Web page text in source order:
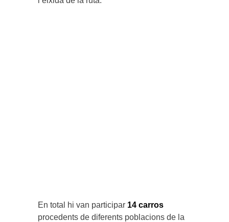
En total hi van participar 14 carros
procedents de diferents poblacions de la